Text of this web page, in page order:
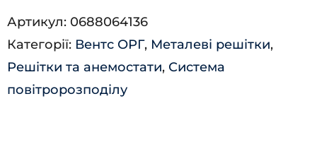
кількість
Артикул: 0688064136
Категорії: Вентс ОРГ, Металеві решітки,
Решітки та анемостати, Система
повітророзподілу